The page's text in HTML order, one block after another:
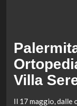
Villa
Il 17 maggio, dalle